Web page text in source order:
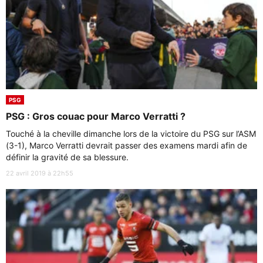
PSG
PSG : Gros couac pour Marco Verratti ?
Touché à la cheville dimanche lors de la victoire du PSG sur l’ASM
(3-1), Marco Verratti devrait passer des examens mardi afin de
définir la gravité de sa blessure.
22 avril 2019 à 22h55